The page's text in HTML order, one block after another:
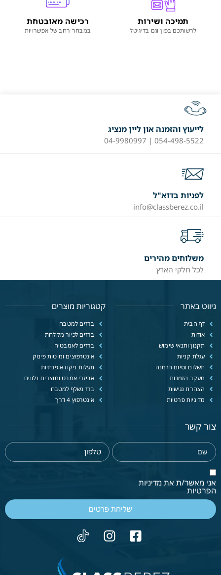
תמיכה ושירות
לרשותכם בפון וגם בדיגיטל
רכישה מאובטחת
במבחר רחב של אפשרויות
לייעוץ והזמנה און ליין מנציג
054-498-5522 | 04-9980997
לפניות בדוא"ל
info@classberez.co.il
משלוחים מהירים
לכל חלקי הארץ
ניווט באתר
דף הבית
אודות
תקנון ותנאי שימוש
עגלת קניות
תשלום וסיום הזמנה
מעקב הזמנות
הצהרת נגישות
מדיניות פרטיות
קטגוריות מוצרים
ברזים למטבח
ברזים לכיור מקלחת
ברזים לאמבטיה
אינטרפוצים ומוטות פינוק
תעלות ניקוז אופנתיות
אביזרי אמבט ומוצרים נלווים
ברז נשלף למטבח
אינטרפוץ 4 דרך
צור קשר
אני מאשר/ת את מדיניות
הפרטיות
שליחת פרטים